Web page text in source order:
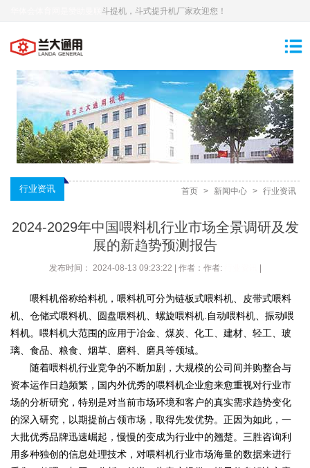
斗提机，斗式提升机厂家欢迎您！
行业资讯 首页 > 新闻中心 > 行业资讯
2024-2029年中国喂料机行业市场全景调研及发
展的新趋势预测报告
发布时间： 2024-08-13 09:23:22 | 作者：作者:
喂料机俗称给料机，喂料机可分为链板式喂料机、皮带式喂料
机、仓储式喂料机、圆盘喂料机、螺旋喂料机.自动喂料机、振动喂
料机。喂料机大范围的应用于冶金、煤炭、化工、建材、轻工、玻
璃、食品、粮食、烟草、磨料、磨具等领域。
随着喂料机行业竞争的不断加剧，大规模的公司间并购整合与
资本运作日趋频繁，国内外优秀的喂料机企业愈来愈重视对行业市
场的分析研究，特别是对当前市场环境和客户的真实需求趋势变化
的深入研究，以期提前占领市场，取得先发优势。正因为如此，一
大批优秀品牌迅速崛起，慢慢的变成为行业中的翘楚。三胜咨询利
用多种独创的信息处理技术，对喂料机行业市场海量的数据来进行